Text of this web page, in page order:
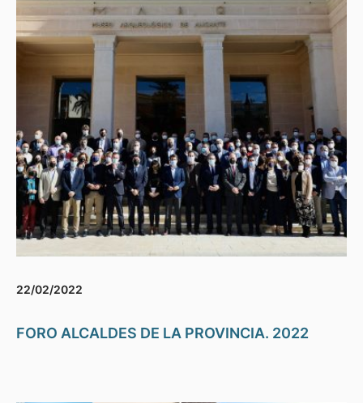
22/02/2022
FORO ALCALDES DE LA PROVINCIA. 2022